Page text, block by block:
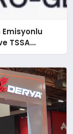
Emisyonlu
TSSA